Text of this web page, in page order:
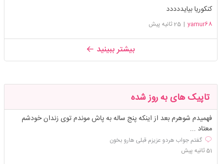
کنکوریا بیایددددد
yamur68
| 25 ثانیه پیش
بیشتر ببینید
تاپیک های به روز شده
فهمیدم شوهرم بعد از اینکه پنج ساله به پاش موندم توی زندان خودشم
معتاد ...
گفتم جواب هردو عزیزم قبلی هارو بخون
51 ثانیه پیش